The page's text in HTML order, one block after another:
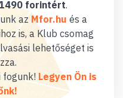
forintért.
az Mfor.hu és a
is, a Klub csomag
lehetőséget is
fogunk! Legyen Ön is